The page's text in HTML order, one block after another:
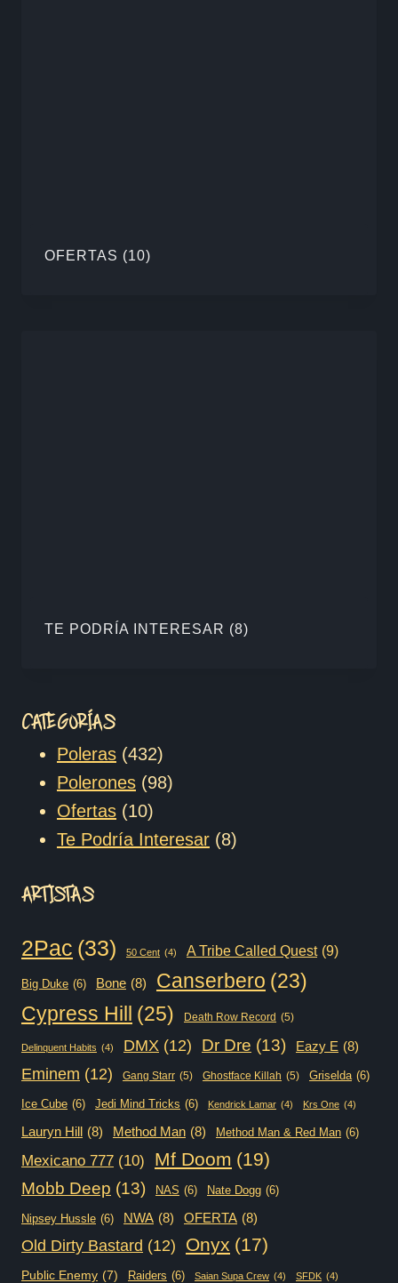
OFERTAS (10)
TE PODRÍA INTERESAR (8)
CATEGORÍAS
Poleras 432432
productos
Polerones 9898
Ofertas 1010
productos
Te Podría Interesar 88
ARTISTAS
2Pac (33) 50 Cent (4) A Tribe Called Quest (9)
Big Duke (6) Bone (8) Canserbero (23)
Cypress Hill (25) Death Row Record (5)
Delinquent Habits (4) DMX (12) Dr Dre (13) Eazy E (8)
Eminem (12) Gang Starr (5) Ghostface Killah (5) Griselda (6)
Ice Cube (6) Jedi Mind Tricks (6) Kendrick Lamar (4) Krs One (4)
Lauryn Hill (8) Method Man (8) Method Man & Red Man (6)
Mexicano 777 (10) Mf Doom (19)
Mobb Deep (13) NAS (6) Nate Dogg (6)
Nipsey Hussle (6) NWA (8) OFERTA (8)
Old Dirty Bastard (12) Onyx (17)
Public Enemy (7) Raiders (6) Saian Supa Crew (4) SFDK (4)